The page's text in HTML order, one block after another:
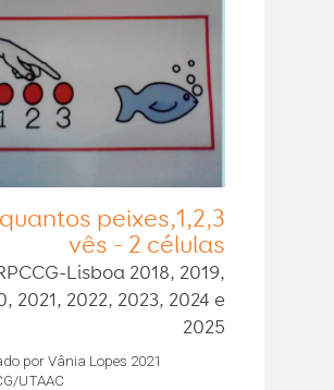
1,2,3,quantos peixes
vês - 2 células
Lisboa 2018, 2019,
2021, 2022, 2023, 2024 e
2025
por Vânia Lopes 2021
UTAAC